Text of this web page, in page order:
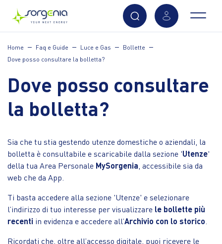
contenuto
Home Faq e Guide Luce e Gas
Bollette
Dove posso consultare la bolletta?
Dove posso consultare
la bolletta?
Sia che tu stia gestendo utenze domestiche o aziendali, la
bolletta è consultabile e scaricabile dalla sezione 'Utenze'
della tua Area Personale MySorgenia , accessibile sia da
web che da App.
Ti basta accedere alla sezione 'Utenze' e selezionare
l’indirizzo di tuo interesse per visualizzare le bollette più
recenti in evidenza e accedere all’Archivio con lo storico
Ricordati che, oltre all’accesso digitale, puoi ricevere le